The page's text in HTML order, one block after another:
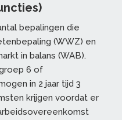
bepalingen die
(WWZ) en
in balans (WAB).
6 of
in 2 jaar tijd 3
krijgen voordat er